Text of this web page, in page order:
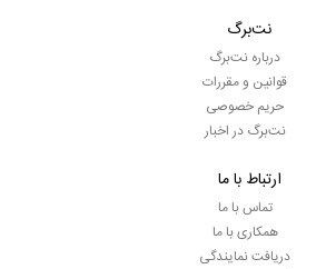
نت‌برگ
درباره نت‌برگ
قوانین و مقررات
حریم خصوصی
نت‌برگ در اخبار
ارتباط با ما
تماس با ما
همکاری با ما
دریافت نمایندگی